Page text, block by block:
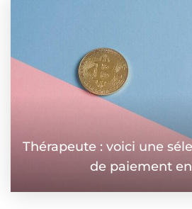
Thérapeute : voici une
de paiement